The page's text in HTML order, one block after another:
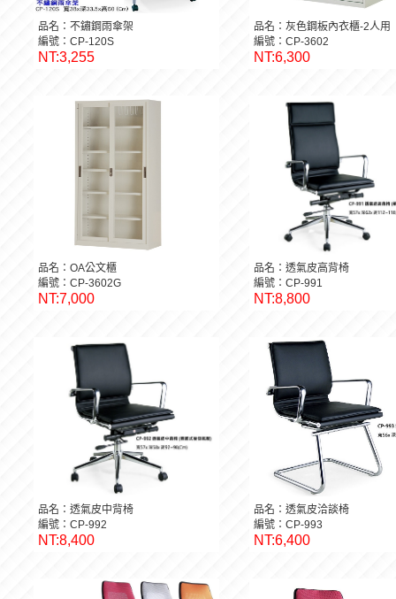
品名：不鏽鋼雨傘架
編號：CP-120S
NT:3,255
品名：灰色鋼板內衣櫃-2人用
編號：CP-3602
NT:6,300
品名：OA公文櫃
編號：CP-3602G
NT:7,000
品名：透氣皮高背椅
編號：CP-991
NT:8,800
品名：透氣皮中背椅
編號：CP-992
NT:8,400
品名：透氣皮洽談椅
編號：CP-993
NT:6,400